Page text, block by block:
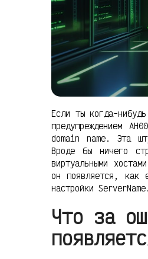
Если ты когда-
предупреждением
domain name. Эта
Вроде бы ничего
виртуальными
он появляется, как
настройки
Что за